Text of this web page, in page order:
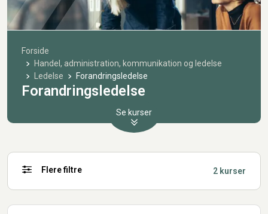
Forside
Handel, administration, kommunikation og ledelse
Ledelse
Forandringsledelse
Forandringsledelse
Se kurser
Flere filtre 2 kurser